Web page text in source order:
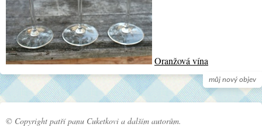
můj nový objev
Oranžová vína
© Copyright patří panu Cuketkovi a dalším autorům.